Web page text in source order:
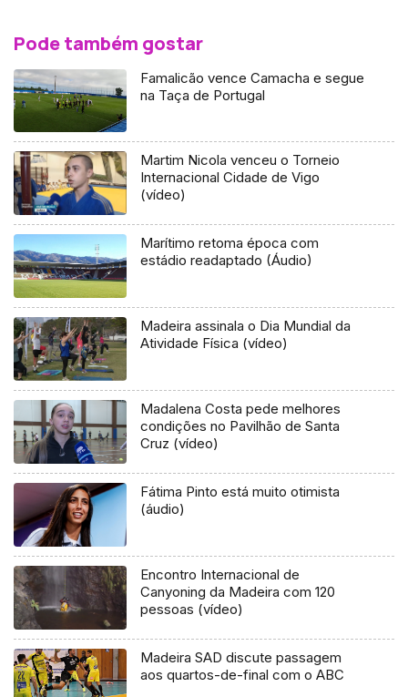
Pode também gostar
Famalicão vence Camacha e segue
na Taça de Portugal
Martim Nicola venceu o Torneio
Internacional Cidade de Vigo
(vídeo)
Marítimo retoma época com
estádio readaptado (Áudio)
Madeira assinala o Dia Mundial da
Atividade Física (vídeo)
Madalena Costa pede melhores
condições no Pavilhão de Santa
Cruz (vídeo)
Fátima Pinto está muito otimista
(áudio)
Encontro Internacional de
Canyoning da Madeira com 120
pessoas (vídeo)
Madeira SAD discute passagem
aos quartos-de-final com o ABC